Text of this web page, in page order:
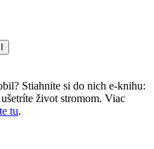
Stiahnite si do nich e-knihu:
život stromom. Viac
tu.